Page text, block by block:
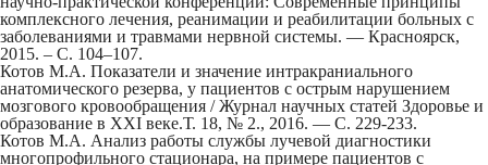
комплексного лечения, реанимации и реабилитации больных с
заболеваниями и травмами нервной системы. — Красноярск,
2015. – С. 104–107.
Котов М.А. Показатели и значение интракраниального
анатомического резерва, у пациентов с ‎острым нарушением
мозгового кровообращения / Журнал научных статей Здоровье и
образование в XXI веке.Т. 18, № 2., 2016. — С. 229-233.
Котов М.А. Анализ работы службы лучевой диагностики
многопрофильного стационара, на примере пациентов с